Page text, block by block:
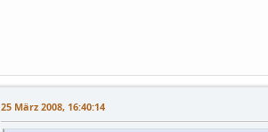
25 März 2008, 16:40:14